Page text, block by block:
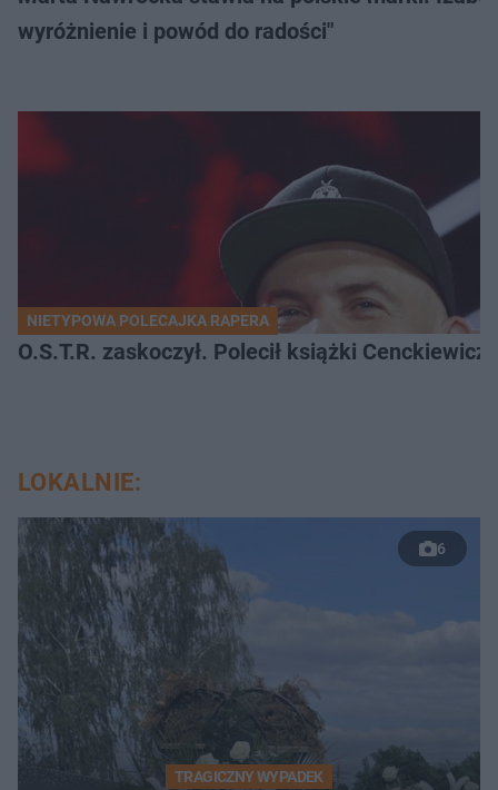
wyróżnienie i powód do radości"
NIETYPOWA POLECAJKA RAPERA
O.S.T.R. zaskoczył. Polecił książki
LOKALNIE:
6
TRAGICZNY WYPADEK